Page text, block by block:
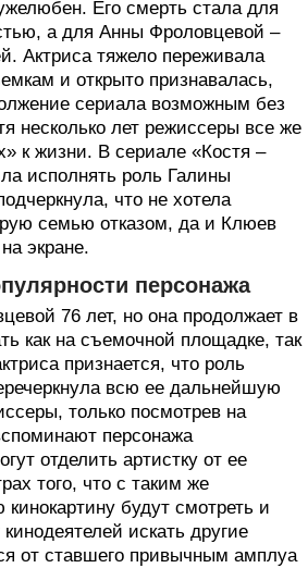
Его смерть стала для
а для Анны Фроловцевой –
Актриса тяжело переживала
и открыто признавалась,
сериала возможным без
несколько лет режиссеры все же
к жизни. В сериале «Костя –
исполнять роль Галины
что не хотела
семью отказом, да и Клюев
экране.
персонажа
76 лет, но она продолжает в
как на съемочной площадке, так
признается, что роль
всю ее дальнейшую
только посмотрев на
персонажа
отделить артистку от ее
того, что с таким же
будут смотреть и
искать другие
от ставшего привычным амплуа